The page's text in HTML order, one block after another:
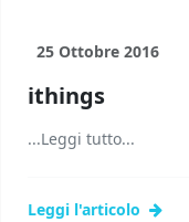
25 Ottobre 2016
ithings
...Leggi tutto...
Leggi l'articolo